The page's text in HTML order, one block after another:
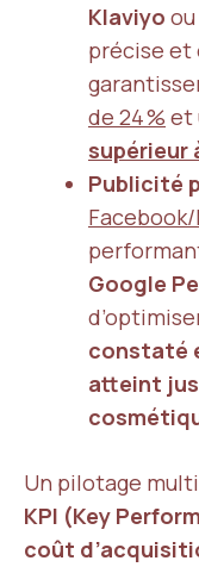
Klaviyo ou
précise et
de 24 % et
supérieur
Publicité
Google
constaté
atteint
Un pilotage
KPI (Key
coût